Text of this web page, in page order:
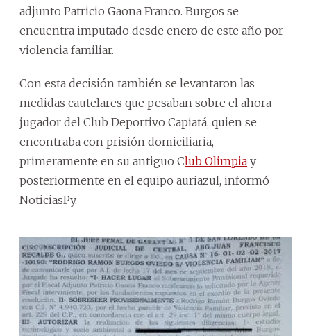
adjunto Patricio Gaona Franco. Burgos se
encuentra imputado desde enero de este año por
violencia familiar.
Con esta decisión también se levantaron las
medidas cautelares que pesaban sobre el ahora
jugador del Club Deportivo Capiatá, quien se
encontraba con prisión domiciliaria,
primeramente en su antiguo Club Olimpia y
posteriormente en el equipo auriazul, informó
NoticiasPy.